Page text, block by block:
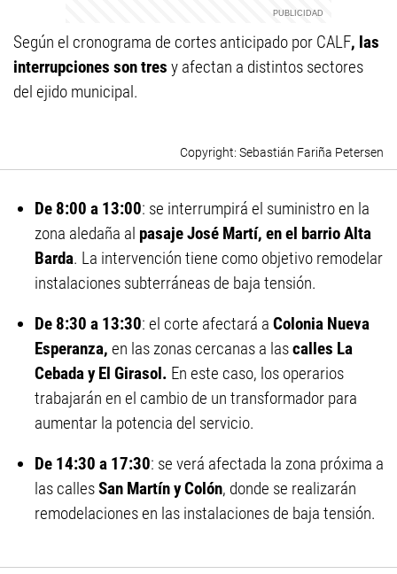
Según el cronograma de cortes anticipado por CALF, las
interrupciones son tres y afectan a distintos sectores
del ejido municipal.
Sebastián Fariña Petersen
De 8:00 a 13:00: se interrumpirá el suministro en la
zona aledaña al pasaje José Martí, en el barrio Alta
Barda. La intervención tiene como objetivo remodelar
instalaciones subterráneas de baja tensión.
De 8:30 a 13:30: el corte afectará a Colonia Nueva
Esperanza, en las zonas cercanas a lascalles La
Cebada y El Girasol. En este caso, los operarios
trabajarán en el cambio de un transformador para
aumentar la potencia del servicio.
De 14:30 a 17:30: se verá afectada la zona próxima a
las callesSan Martín y Colón, donde se realizarán
remodelaciones en las instalaciones de baja tensión.